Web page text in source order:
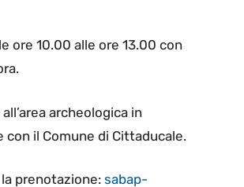
ore 10.00 alle ore 13.00 con
archeologica in
con il Comune di Cittaducale.
prenotazione: sabap-